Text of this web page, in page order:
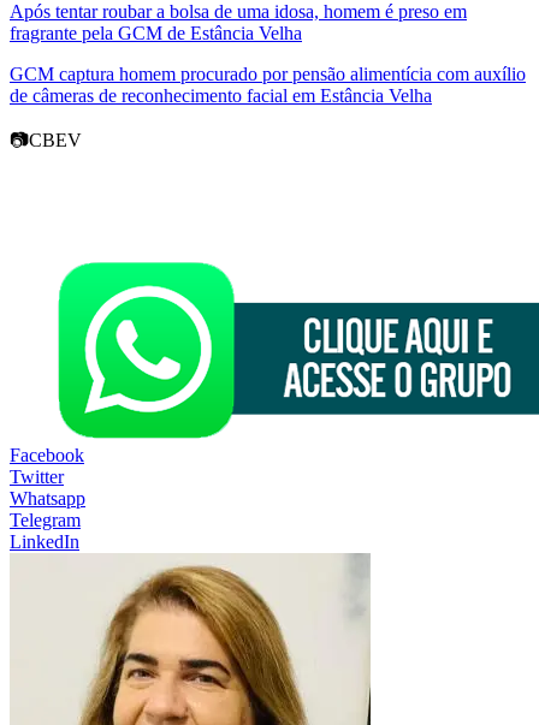
Após tentar roubar a bolsa de uma idosa, homem é preso em
fragrante pela GCM de Estância Velha
GCM captura homem procurado por pensão alimentícia com auxílio
de câmeras de reconhecimento facial em Estância Velha
📷CBEV
Facebook
Twitter
Whatsapp
Telegram
LinkedIn